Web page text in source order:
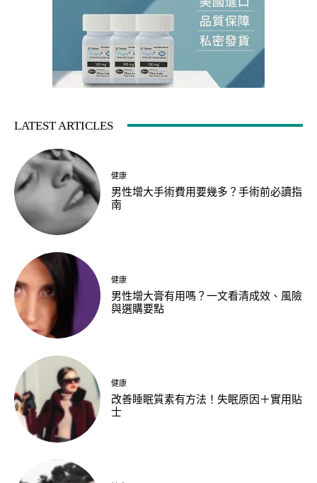
LATEST ARTICLES
健康
男性增大手術費用要幾多？手術前必讀指
南
健康
男性增大膏有用嗎？一文看清成效、風險
與選購要點
健康
改善睡眠質素有方法！失眠原因＋實用貼
士